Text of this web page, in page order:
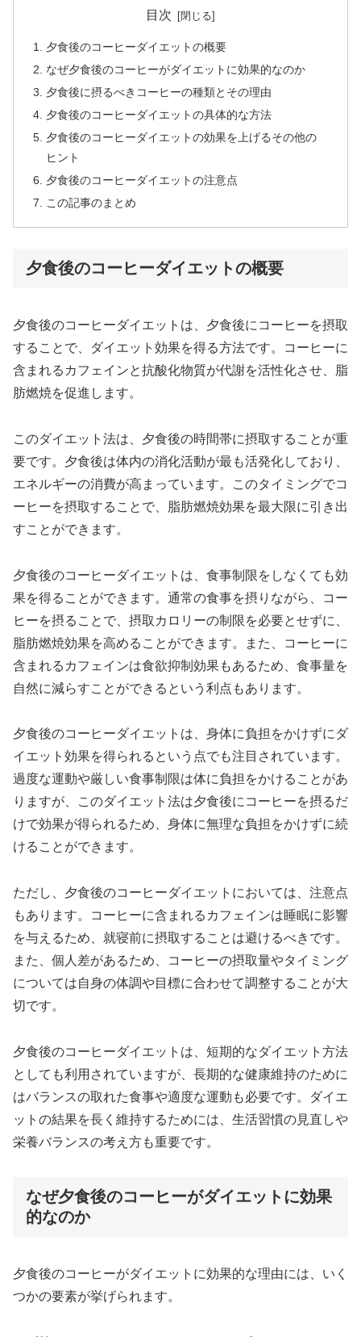
目次
夕食後のコーヒーダイエットの概要
なぜ夕食後のコーヒーがダイエットに効果的なのか
夕食後に摂るべきコーヒーの種類とその理由
夕食後のコーヒーダイエットの具体的な方法
夕食後のコーヒーダイエットの効果を上げるその他の
ヒント
夕食後のコーヒーダイエットの注意点
この記事のまとめ
夕食後のコーヒーダイエットの概要
夕食後のコーヒーダイエットは、夕食後にコーヒーを摂取
することで、ダイエット効果を得る方法です。コーヒーに
含まれるカフェインと抗酸化物質が代謝を活性化させ、脂
肪燃焼を促進します。
このダイエット法は、夕食後の時間帯に摂取することが重
要です。夕食後は体内の消化活動が最も活発化しており、
エネルギーの消費が高まっています。このタイミングでコ
ーヒーを摂取することで、脂肪燃焼効果を最大限に引き出
すことができます。
夕食後のコーヒーダイエットは、食事制限をしなくても効
果を得ることができます。通常の食事を摂りながら、コー
ヒーを摂ることで、摂取カロリーの制限を必要とせずに、
脂肪燃焼効果を高めることができます。また、コーヒーに
含まれるカフェインは食欲抑制効果もあるため、食事量を
自然に減らすことができるという利点もあります。
夕食後のコーヒーダイエットは、身体に負担をかけずにダ
イエット効果を得られるという点でも注目されています。
過度な運動や厳しい食事制限は体に負担をかけることがあ
りますが、このダイエット法は夕食後にコーヒーを摂るだ
けで効果が得られるため、身体に無理な負担をかけずに続
けることができます。
ただし、夕食後のコーヒーダイエットにおいては、注意点
もあります。コーヒーに含まれるカフェインは睡眠に影響
を与えるため、就寝前に摂取することは避けるべきです。
また、個人差があるため、コーヒーの摂取量やタイミング
については自身の体調や目標に合わせて調整することが大
切です。
夕食後のコーヒーダイエットは、短期的なダイエット方法
としても利用されていますが、長期的な健康維持のために
はバランスの取れた食事や適度な運動も必要です。ダイエ
ットの結果を長く維持するためには、生活習慣の見直しや
栄養バランスの考え方も重要です。
なぜ夕食後のコーヒーがダイエットに効果
的なのか
夕食後のコーヒーがダイエットに効果的な理由には、いく
つかの要素が挙げられます。